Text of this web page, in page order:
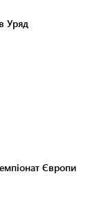
Уряд
Європи